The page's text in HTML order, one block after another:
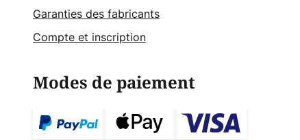
Garanties des fabricants
Compte et inscription
Modes de paiement